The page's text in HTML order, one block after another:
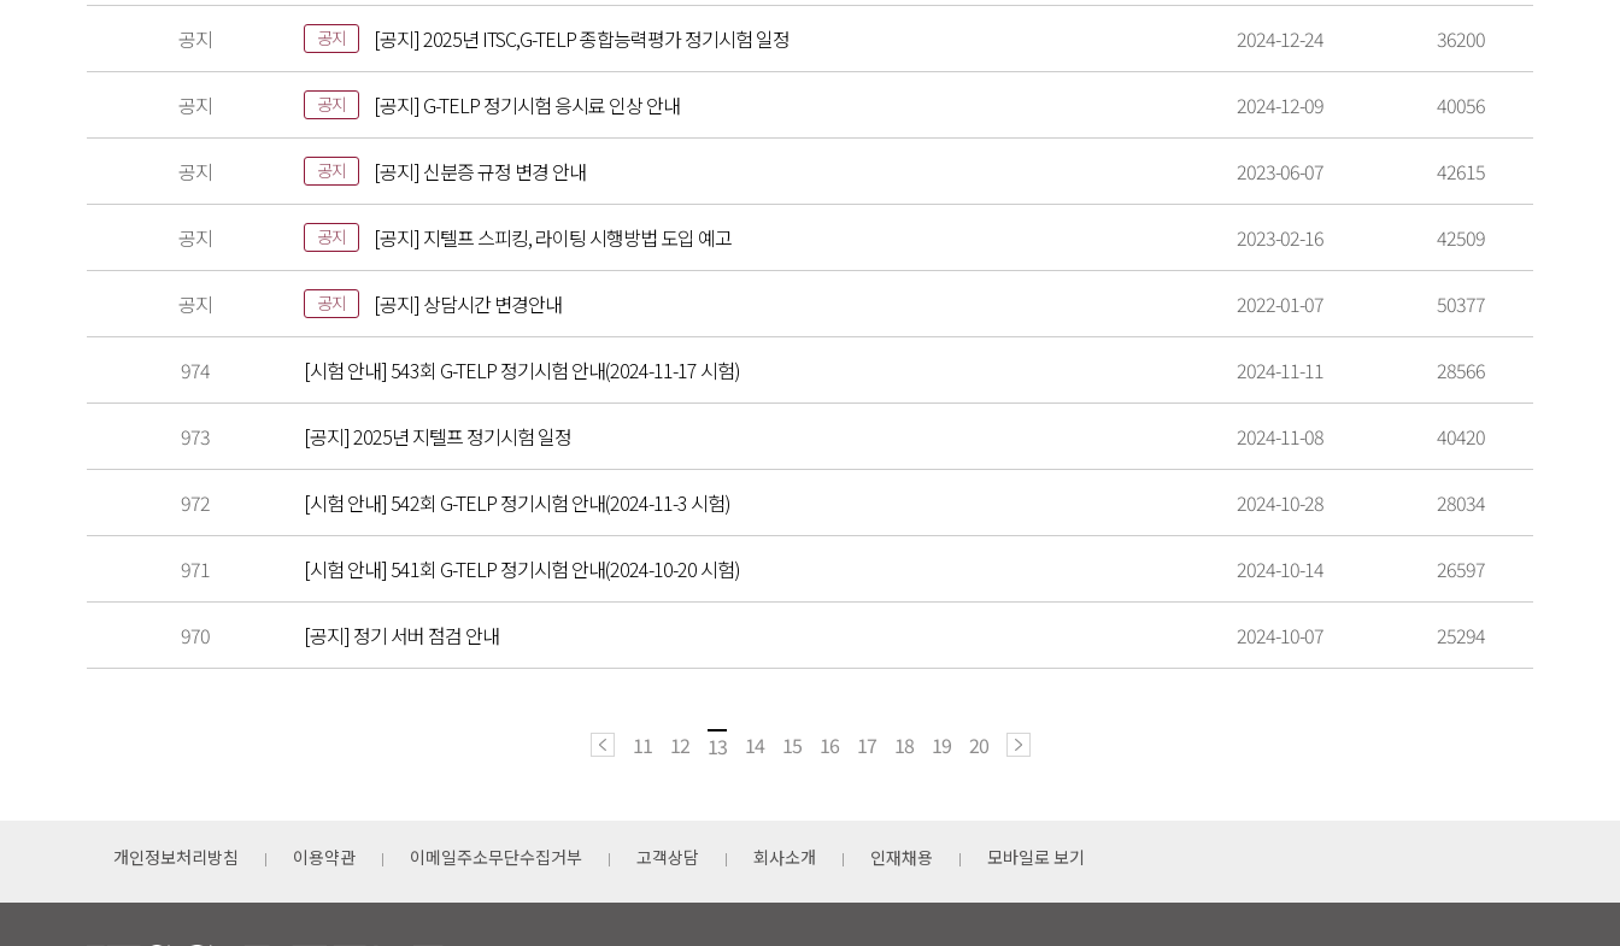
공지 공지 [공지] 2025년 ITSC,G-TELP 종합능력평가 정기시험 일정 2024-12-24 36200
공지 공지 [공지] G-TELP 정기시험 응시료 인상 안내 2024-12-09 40056
공지 공지 [공지] 신분증 규정 변경 안내 2023-06-07 42615
공지 공지 [공지] 지텔프 스피킹, 라이팅 시행방법 도입 예고 2023-02-16 42509
공지 공지 [공지] 상담시간 변경안내 2022-01-07 50377
974 [시험 안내] 543회 G-TELP 정기시험 안내(2024-11-17 시험) 2024-11-11 28566
973 [공지] 2025년 지텔프 정기시험 일정 2024-11-08 40420
972 [시험 안내] 542회 G-TELP 정기시험 안내(2024-11-3 시험) 2024-10-28 28034
971 [시험 안내] 541회 G-TELP 정기시험 안내(2024-10-20 시험) 2024-10-14 26597
970 [공지] 정기 서버 점검 안내 2024-10-07 25294
11 12 13 14 15 16 17 18 19 20
개인정보처리방침 이용약관 이메일주소무단수집거부 고객상담 회사소개 인재채용 모바일로 보기